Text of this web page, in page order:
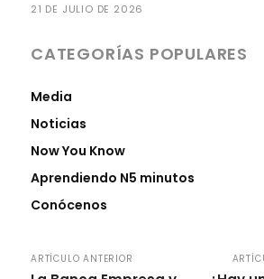
21 DE JULIO DE 2026
CATEGORÍAS POPULARES
Media
Noticias
Now You Know
Aprendiendo N5 minutos
Conócenos
ARTÍCULO ANTERIOR